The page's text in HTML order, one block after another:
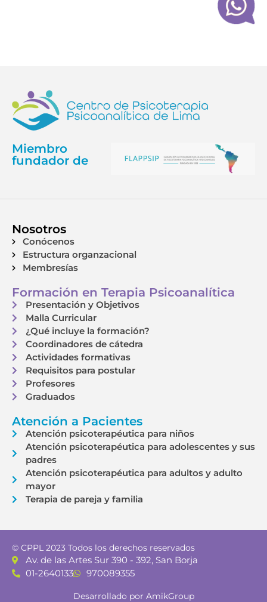
Miembro
fundador de
Nosotros
Conócenos
Estructura organzacional
Membresías
Formación en Terapia Psicoanalítica
Presentación y Objetivos
Malla Curricular
¿Qué incluye la formación?
Coordinadores de cátedra
Actividades formativas
Requisitos para postular
Profesores
Graduados
Atención a Pacientes
Atención psicoterapéutica para niños
Atención psicoterapéutica para adolescentes y sus
padres
Atención psicoterapéutica para adultos y adulto
mayor
Terapia de pareja y familia
© CPPL 2023 Todos los derechos reservados
Av. de las Artes Sur 390 - 392, San Borja
01-2640133
970089355
Desarrollado por AmikGroup